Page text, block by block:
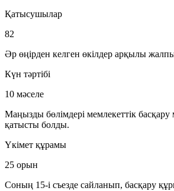
Қатысушылар
82
Әр өңірден келген өкілдер арқылы
Күн тәртібі
10 мәселе
Маңызды бөлімдері мемлекеттік
қатысты болды.
Үкімет құрамы
25 орын
Соның 15-і съезде сайланып, басқару